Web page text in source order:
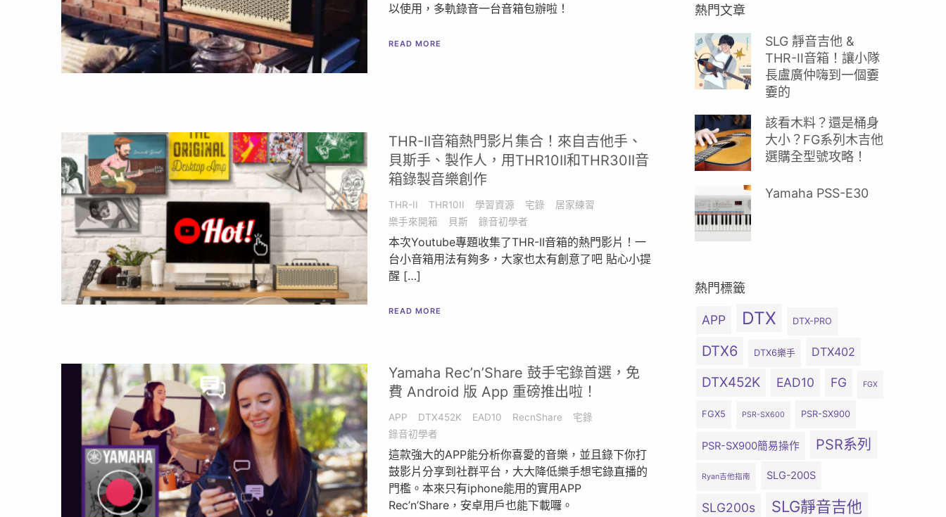
以使用，多軌錄音一台音箱包辦啦！
READ MORE
THR-II音箱熱門影片集合！來自吉他手、
貝斯手、製作人，用THR10II和THR30II音
箱錄製音樂創作
THR-II THR10II 學習資源 宅錄
居家練習
樂手來開箱
貝斯 錄音初學者
本次Youtube專題收集了THR-II音箱的熱門影片！一
台小音箱用法有夠多，大家也太有創意了吧 貼心小提
醒 […]
READ MORE
Yamaha Rec’n’Share 鼓手宅錄首選，免
費 Android 版 App 重磅推出啦！
APP DTX452K EAD10 RecnShare
宅錄
錄音初學者
這款強大的APP能分析你喜愛的音樂，並且錄下你打
鼓影片分享到社群平台，大大降低樂手想宅錄直播的
門檻。本來只有iphone能用的實用APP
Rec’n’Share，安卓用戶也能下載囉。
熱門文章
SLG 靜音吉他 &
THR-II音箱！讓小隊
長盧廣仲嗨到一個嫑
嫑的
該看木料？還是桶身
大小？FG系列木吉他
選購全型號攻略！
Yamaha PSS-E30
熱門標籤
APP DTX DTX-PRO
DTX6 DTX6樂手 DTX402
DTX452K EAD10 FG FGX
FGX5 PSR-SX600 PSR-SX900
PSR-SX900簡易操作 PSR系列
Ryan吉他指南 SLG-200S
SLG200s SLG靜音吉他